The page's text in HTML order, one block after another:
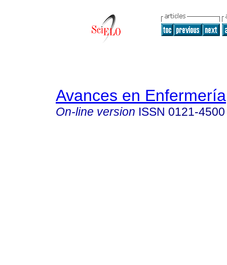
Avances en Enfermería
On-line version ISSN 0121-4500